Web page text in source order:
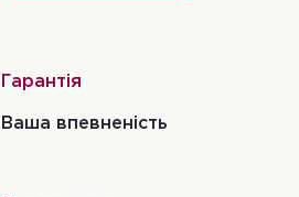
Гарантія
Ваша впевненість